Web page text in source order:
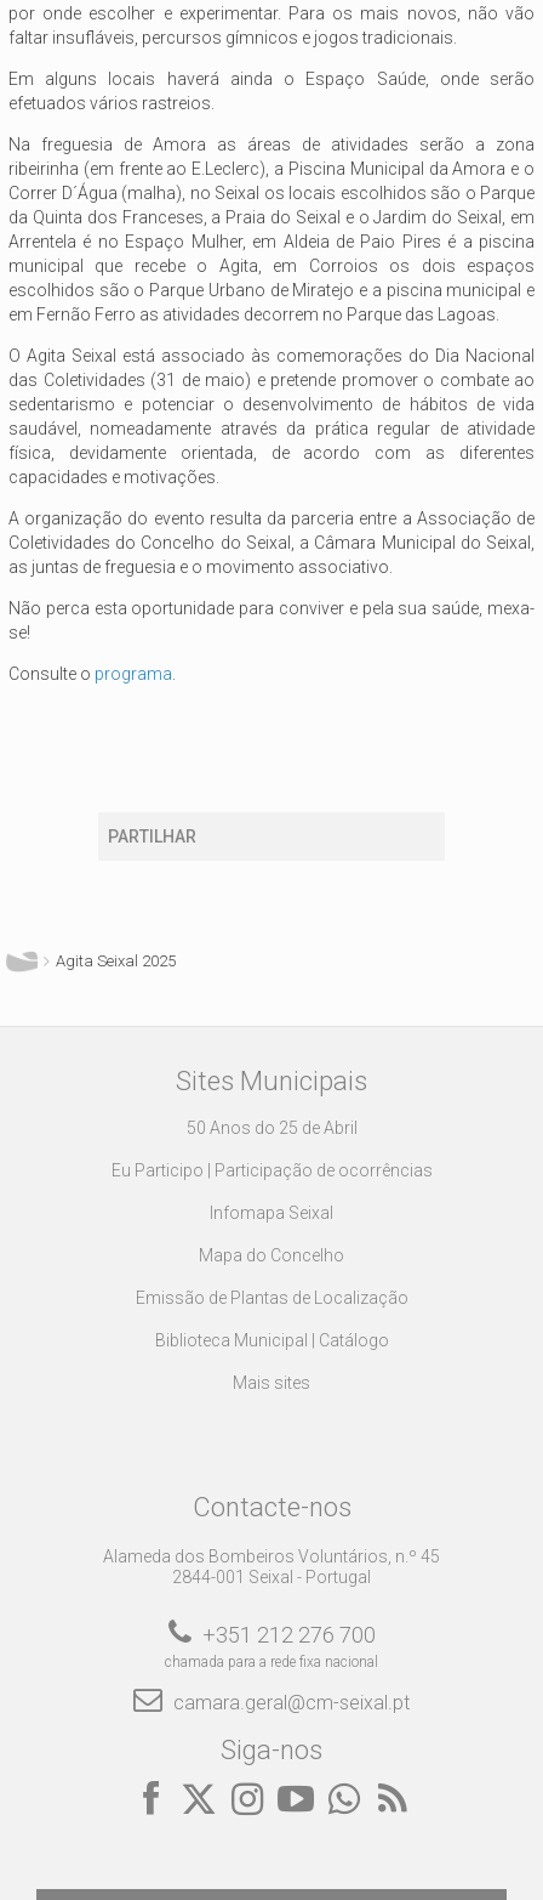
por onde escolher e experimentar. Para os mais novos, não vão
faltar insufláveis, percursos gímnicos e jogos tradicionais.
Em alguns locais haverá ainda o Espaço Saúde, onde serão
efetuados vários rastreios.
Na freguesia de Amora as áreas de atividades serão a zona
ribeirinha (em frente ao E.Leclerc), a Piscina Municipal da Amora e o
Correr D´Água (malha), no Seixal os locais escolhidos são o Parque
da Quinta dos Franceses, a Praia do Seixal e o Jardim do Seixal, em
Arrentela é no Espaço Mulher, em Aldeia de Paio Pires é a piscina
municipal que recebe o Agita, em Corroios os dois espaços
escolhidos são o Parque Urbano de Miratejo e a piscina municipal e
em Fernão Ferro as atividades decorrem no Parque das Lagoas.
O Agita Seixal está associado às comemorações do Dia Nacional
das Coletividades (31 de maio) e pretende promover o combate ao
sedentarismo e potenciar o desenvolvimento de hábitos de vida
saudável, nomeadamente através da prática regular de atividade
física, devidamente orientada, de acordo com as diferentes
capacidades e motivações.
A organização do evento resulta da parceria entre a Associação de
Coletividades do Concelho do Seixal, a Câmara Municipal do Seixal,
as juntas de freguesia e o movimento associativo.
Não perca esta oportunidade para conviver e pela sua saúde, mexa-
se!
Consulte o programa
PARTILHAR
Agita Seixal 2025
Sites Municipais
50 Anos do 25 de Abril
Eu Participo | Participação de ocorrências
Infomapa Seixal
Mapa do Concelho
Emissão de Plantas de Localização
Biblioteca Municipal | Catálogo
Mais sites
Contacte-nos
Alameda dos Bombeiros Voluntários, n.º 45
2844-001 Seixal - Portugal
+351 212 276 700
chamada para a rede fixa nacional
camara.geral@cm-seixal.pt
Siga-nos